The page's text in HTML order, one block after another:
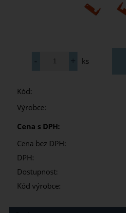
ks
Kód:
Výrobce:
Cena s DPH:
Cena bez DPH:
DPH:
Dostupnost:
Kód výrobce: